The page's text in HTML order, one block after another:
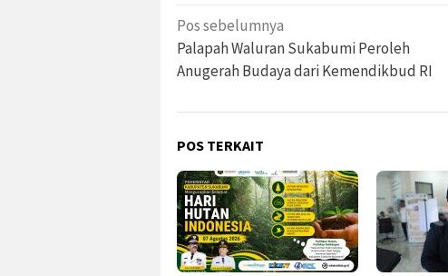
Navigasi
pos
Pos sebelumnya
Palapah Waluran Sukabumi Peroleh
Anugerah Budaya dari Kemendikbud RI
POS TERKAIT